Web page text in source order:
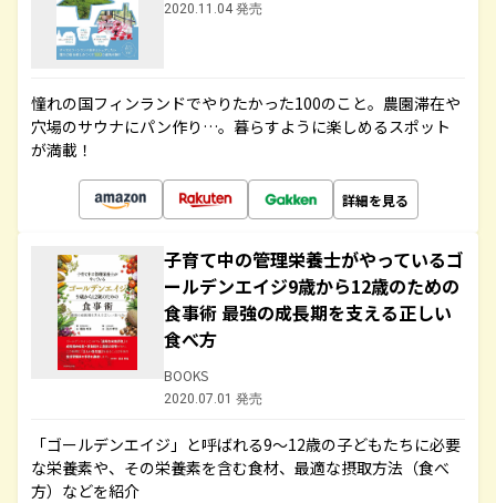
2020.11.04 発売
憧れの国フィンランドでやりたかった100のこと。農園滞在や
穴場のサウナにパン作り…。暮らすように楽しめるスポット
が満載！
詳細を見る
子育て中の管理栄養士がやっているゴ
ールデンエイジ9歳から12歳のための
食事術 最強の成長期を支える正しい
食べ方
BOOKS
2020.07.01 発売
「ゴールデンエイジ」と呼ばれる9～12歳の子どもたちに必要
な栄養素や、その栄養素を含む食材、最適な摂取方法（食べ
方）などを紹介